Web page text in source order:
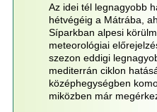
Az idei tél legnagyobb
hétvégéig a Mátrába,
Síparkban alpesi
meteorológiai
szezon eddigi
mediterrán ciklon
középhegységben
miközben már